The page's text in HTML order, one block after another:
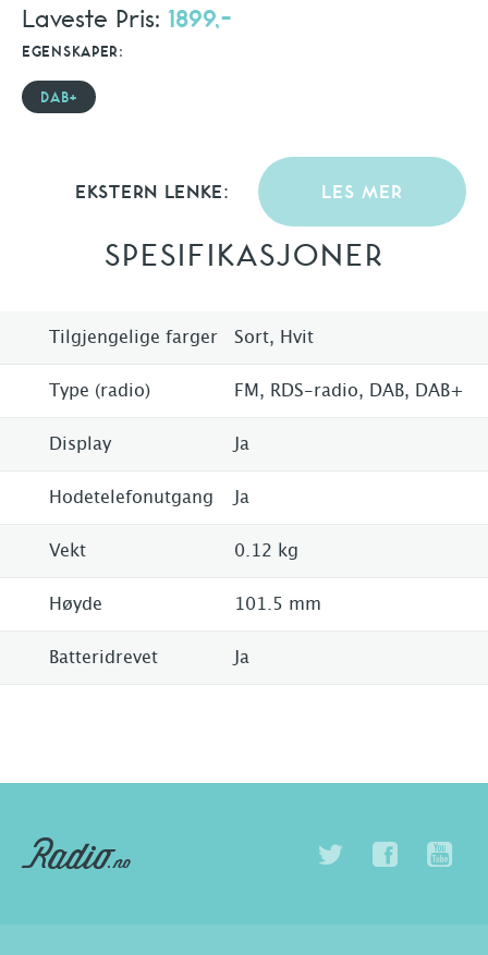
Laveste Pris: 1899,-
EGENSKAPER:
DAB+
EKSTERN LENKE: LES MER
SPESIFIKASJONER
Tilgjengelige farger Sort, Hvit
Type (radio) FM, RDS-radio, DAB, DAB+
Display Ja
Hodetelefonutgang Ja
Vekt 0.12 kg
Høyde 101.5 mm
Batteridrevet Ja